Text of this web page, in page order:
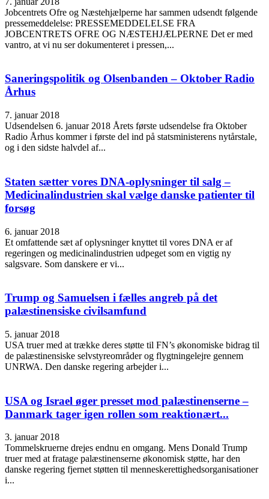
Jobcentrets Ofre og Næstehjælperne har sammen udsendt følgende
pressemeddelelse: PRESSEMEDDELELSE FRA
JOBCENTRETS OFRE OG NÆSTEHJÆLPERNE Det er med
vantro, at vi nu ser dokumenteret i pressen,...
Saneringspolitik og Olsenbanden – Oktober Radio
Århus
7. januar 2018
Udsendelsen 6. januar 2018 Årets første udsendelse fra Oktober
Radio Århus kommer i første del ind på statsministerens nytårstale,
og i den sidste halvdel af...
Staten sætter vores DNA-oplysninger til salg –
Medicinalindustrien skal vælge danske patienter til
forsøg
6. januar 2018
Et omfattende sæt af oplysninger knyttet til vores DNA er af
regeringen og medicinalindustrien udpeget som en vigtig ny
salgsvare. Som danskere er vi...
Trump og Samuelsen i fælles angreb på det
palæstinensiske civilsamfund
5. januar 2018
USA truer med at trække deres støtte til FN’s økonomiske bidrag til
de palæstinensiske selvstyreområder og flygtningelejre gennem
UNRWA. Den danske regering arbejder i...
USA og Israel øger presset mod palæstinenserne –
Danmark tager igen rollen som reaktionært...
3. januar 2018
Tommelskruerne drejes endnu en omgang. Mens Donald Trump
truer med at fratage palæstinenserne økonomisk støtte, har den
danske regering fjernet støtten til menneskerettighedsorganisationer
i...